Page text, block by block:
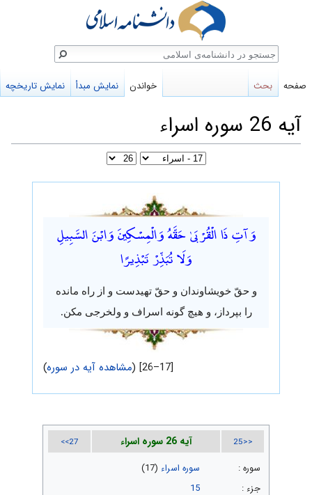
آیه 26 سوره اسراء
وَآتِ ذَا الْقُرْبَىٰ حَقَّهُ وَالْمِسْكِينَ وَابْنَ السَّبِيلِ
وَلَا تُبَذِّرْ تَبْذِيرًا
و حقّ خویشاوندان و حقّ تهیدست و از راه مانده
را بپرداز، و هیچ گونه اسراف و ولخرجی مکن.
[17–26] ( مشاهده آیه در سوره)
<<25 آیه 26 سوره اسراء 27>>
سوره : سوره اسراء (17)
جزء :
15
صفحه بحث خواندن نمایش مبدأ نمایش تاریخچه
جستجو